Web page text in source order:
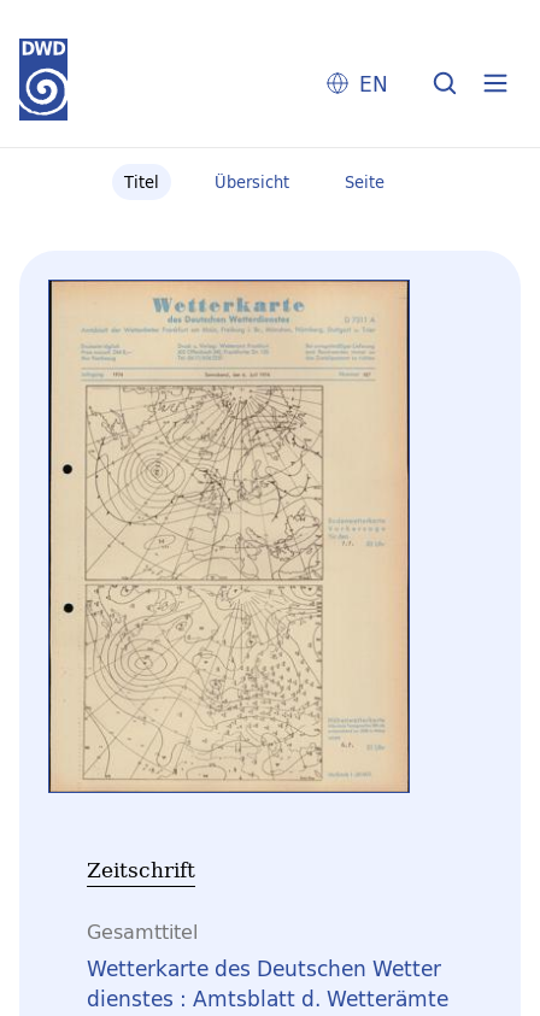
EN
Titel Übersicht Seite
Zeitschrift
Gesamttitel
Wetterkarte des Deutschen Wetter
dienstes : Amtsblatt d. Wetterämte